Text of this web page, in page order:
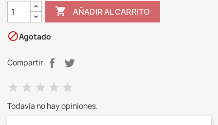
 AÑADIR AL CARRITO
Agotado
Compartir
Todavía no hay opiniones.